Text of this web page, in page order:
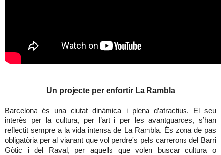
Un projecte per enfortir La Rambla
Barcelona és una ciutat dinàmica i plena d’atractius. El seu
interès per la cultura, per l’art i per les avantguardes, s’han
reflectit sempre a la vida intensa de La Rambla. És zona de pas
obligatòria per al vianant que vol perdre's pels carrerons del Barri
Gòtic i del Raval, per aquells que volen buscar cultura o